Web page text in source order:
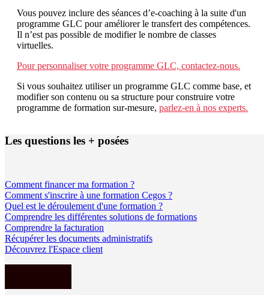
Vous pouvez inclure des séances d’e-coaching à la suite d'un
programme GLC pour améliorer le transfert des compétences.
Il n’est pas possible de modifier le nombre de classes
virtuelles.
Pour personnaliser votre programme GLC, contactez-nous.
Si vous souhaitez utiliser un programme GLC comme base, et
modifier son contenu ou sa structure pour construire votre
programme de formation sur-mesure, parlez-en à nos experts.
Les questions les + posées
Comment financer ma formation ?
Comment s'inscrire à une formation Cegos ?
Quel est le déroulement d'une formation ?
Comprendre les différentes solutions de formations
Comprendre la facturation
Récupérer les documents administratifs
Découvrez l'Espace client